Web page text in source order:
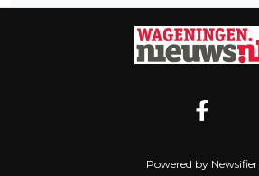
Powered by Newsifier